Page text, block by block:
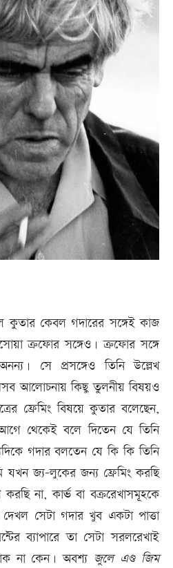
কেবল গদারের সঙ্গেই কাজ
ত্রুফোর সঙ্গেও। ত্রুফোর সঙ্গে
সে প্রসঙ্গেও তিনি উল্লেখ
আলোচনায় কিছু তুলনীয় বিষয়ও
ফ্রেমিং বিষয়ে কুতার বলেছেন,
আগে থেকেই বলে দিতেন যে তিনি
গদার বলতেন যে কি কি তিনি
যখন জ্য-লুকের জন্য ফ্রেমিং করছি
না, কার্ভ বা বক্ররেখাসমূহকে
সেটা গদার খুব একটা পাত্তা
ব্যাপারে তা সেটা সরলরেখাই
না কেন। অবশ্য জুলে এণ্ড জিম